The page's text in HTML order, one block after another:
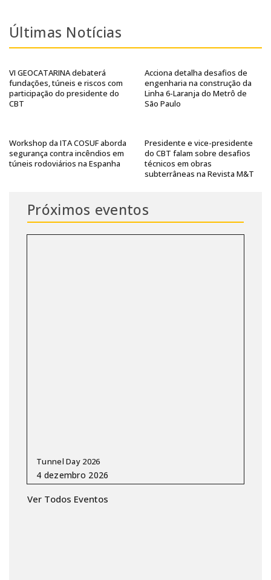
Últimas Notícias
VI GEOCATARINA debaterá
fundações, túneis e riscos com
participação do presidente do
CBT
Acciona detalha desafios de
engenharia na construção da
Linha 6-Laranja do Metrô de
São Paulo
Workshop da ITA COSUF aborda
segurança contra incêndios em
túneis rodoviários na Espanha
Presidente e vice-presidente
do CBT falam sobre desafios
técnicos em obras
subterrâneas na Revista M&T
Próximos eventos
Tunnel Day 2026
Ver Todos Eventos